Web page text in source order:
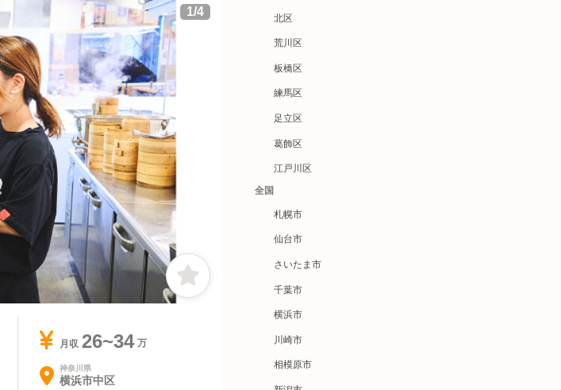
1/4
月収 26~34
神奈川県
横浜市中区
北区
荒川区
板橋区
練馬区
足立区
葛飾区
江戸川区
全国
札幌市
仙台市
さいたま市
千葉市
横浜市
川崎市
相模原市